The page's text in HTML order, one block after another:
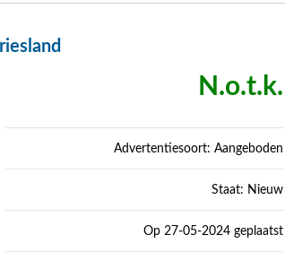
N.o.t.k.
Advertentiesoort: Aangeboden
Staat: Nieuw
Op 27-05-2024 geplaatst